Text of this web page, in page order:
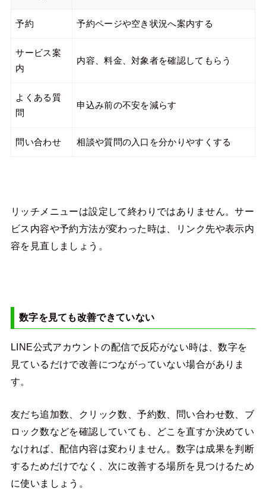
予約 予約ページや空き状況へ案内する
サービス案
内
内容、料金、対象者を確認してもらう
よくある質
問
申込み前の不安を減らす
問い合わせ 相談や質問の入口を分かりやすくする
リッチメニューは設定して終わりではありません。サー
ビス内容や予約方法が変わった時は、リンク先や表示内
容を見直しましょう。
数字を見ても改善できていない
LINE公式アカウントの配信で反応がない時は、数字を
見ているだけで改善につながっていない場合がありま
す。
友だち追加数、クリック数、予約数、問い合わせ数、ブ
ロック数などを確認していても、どこを直すか決めてい
なければ、配信内容は変わりません。数字は成果を判断
するためだけでなく、次に改善する場所を見つけるため
に使いましょう。